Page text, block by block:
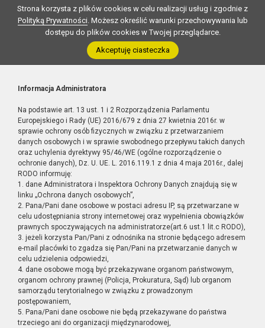
Strona korzysta z plików cookies w celu realizacji usług i zgodnie z
Polityką Prywatności. Możesz określić warunki przechowywania lub
dostępu do plików cookies w Twojej przeglądarce.
Akceptuję ciasteczka
Informacja Administratora
Na podstawie art. 13 ust. 1 i 2 Rozporządzenia Parlamentu
Europejskiego i Rady (UE) 2016/679 z dnia 27 kwietnia 2016r. w
sprawie ochrony osób fizycznych w związku z przetwarzaniem
danych osobowych i w sprawie swobodnego przepływu takich danych
oraz uchylenia dyrektywy 95/46/WE (ogólne rozporządzenie o
ochronie danych), Dz. U. UE. L. 2016.119.1 z dnia 4 maja 2016r., dalej
RODO informuję:
1. dane Administratora i Inspektora Ochrony Danych znajdują się w
linku „Ochrona danych osobowych”,
2. Pana/Pani dane osobowe w postaci adresu IP, są przetwarzane w
celu udostępniania strony internetowej oraz wypełnienia obowiązków
prawnych spoczywających na administratorze(art.6 ust.1 lit.c RODO),
3. jeżeli korzysta Pan/Pani z odnośnika na stronie będącego adresem
e-mail placówki to zgadza się Pan/Pani na przetwarzanie danych w
celu udzielenia odpowiedzi,
4. dane osobowe mogą być przekazywane organom państwowym,
organom ochrony prawnej (Policja, Prokuratura, Sąd) lub organom
samorządu terytorialnego w związku z prowadzonym
postępowaniem,
5. Pana/Pani dane osobowe nie będą przekazywane do państwa
trzeciego ani do organizacji międzynarodowej,